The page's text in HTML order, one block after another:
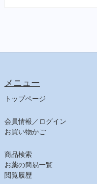
【日用品】
注射針・シリンジ
ヘアケア
メニュー
トップページ
会員情報／ログイン
お買い物かご
商品検索
お薬の簡易一覧
閲覧履歴